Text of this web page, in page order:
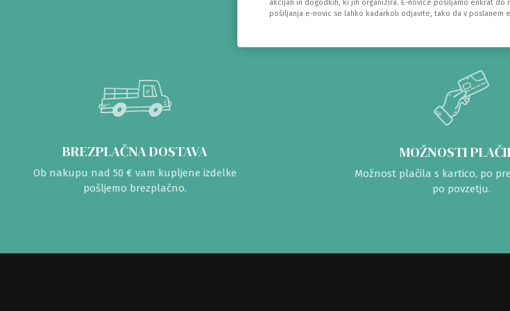
akcijah in dogodkih, ki jih organizira. E-novice pošiljamo enkrat do
pošiljanja e-novic se lahko kadarkoli odjavite, tako da v poslanem
BREZPLAČNA DOSTAVA
Ob nakupu nad 50 € vam kupljene izdelke
pošljemo brezplačno.
MOŽNOSTI
Možnost plačila s kartico, po
po povzetju.